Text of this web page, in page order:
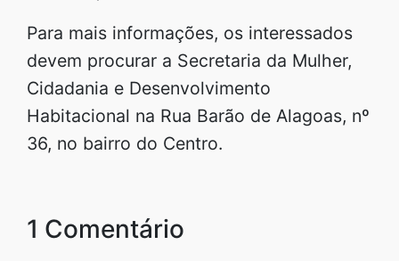
Para mais informações, os interessados
devem procurar a Secretaria da Mulher,
Cidadania e Desenvolvimento
Habitacional na Rua Barão de Alagoas, nº
36, no bairro do Centro.
1 Comentário